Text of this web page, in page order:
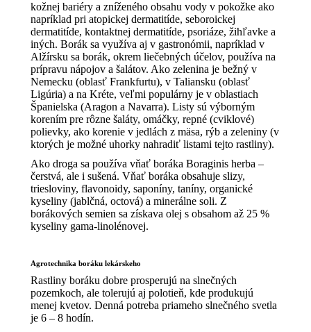
kožnej bariéry a zníženého obsahu vody v pokožke ako
napríklad pri atopickej dermatitíde, seboroickej
dermatitíde, kontaktnej dermatitíde, psoriáze, žihľavke a
iných. Borák sa využíva aj v gastronómii, napríklad v
Alžírsku sa borák, okrem liečebných účelov, používa na
prípravu nápojov a šalátov. Ako zelenina je bežný v
Nemecku (oblasť Frankfurtu), v Taliansku (oblasť
Ligúria) a na Kréte, veľmi populárny je v oblastiach
Španielska (Aragon a Navarra). Listy sú výborným
korením pre rôzne šaláty, omáčky, repné (cviklové)
polievky, ako korenie v jedlách z mäsa, rýb a zeleniny (v
ktorých je možné uhorky nahradiť listami tejto rastliny).
Ako droga sa používa vňať boráka Boraginis herba –
čerstvá, ale i sušená. Vňať boráka obsahuje slizy,
triesloviny, flavonoidy, saponíny, taníny, organické
kyseliny (jablčná, octová) a minerálne soli. Z
borákových semien sa získava olej s obsahom až 25 %
kyseliny gama-linolénovej.
Agrotechnika boráku lekárskeho
Rastliny boráku dobre prosperujú na slnečných
pozemkoch, ale tolerujú aj polotieň, kde produkujú
menej kvetov. Denná potreba priameho slnečného svetla
je 6 – 8 hodín.